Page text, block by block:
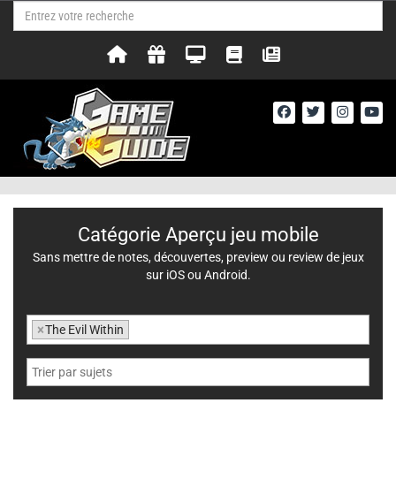
Catégorie Aperçu jeu mobile
Sans mettre de notes, découvertes, preview ou review de jeux
sur iOS ou Android.
×The Evil Within